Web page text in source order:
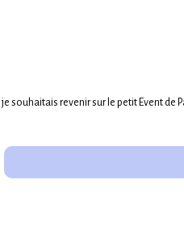
je souhaitais revenir sur le petit Event de